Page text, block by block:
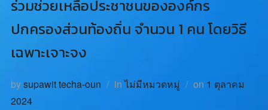
ร่วมช่วยเหลือประชาชนขององค์กร
ปกครองส่วนท้องถิ่น จำนวน 1 คน โดยวิธี
เฉพาะเจาะจง
bysupawit techa-oun inไม่มีหมวดหมู่ on 1 ตุลาคม
2024